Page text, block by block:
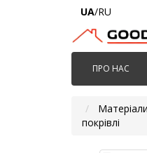
UA/RU
ПРО НАС
покрівлі